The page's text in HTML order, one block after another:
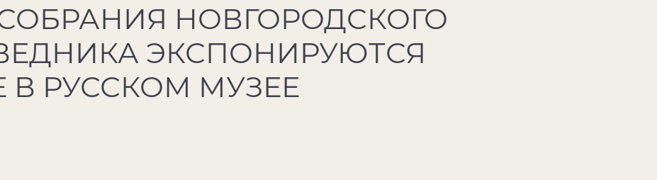
НОВГОРОДСКОГО
ЭКСПОНИРУЮТСЯ
В РУССКОМ МУЗЕЕ